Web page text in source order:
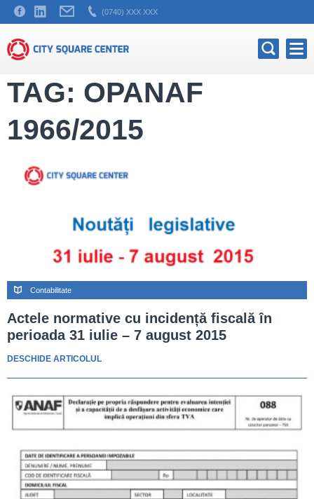
(0740) XXX XXX
TAG: OPANAF
1966/2015
Contabilitate
Actele normative cu incidență fiscală în
perioada 31 iulie – 7 august 2015
DESCHIDE ARTICOLUL